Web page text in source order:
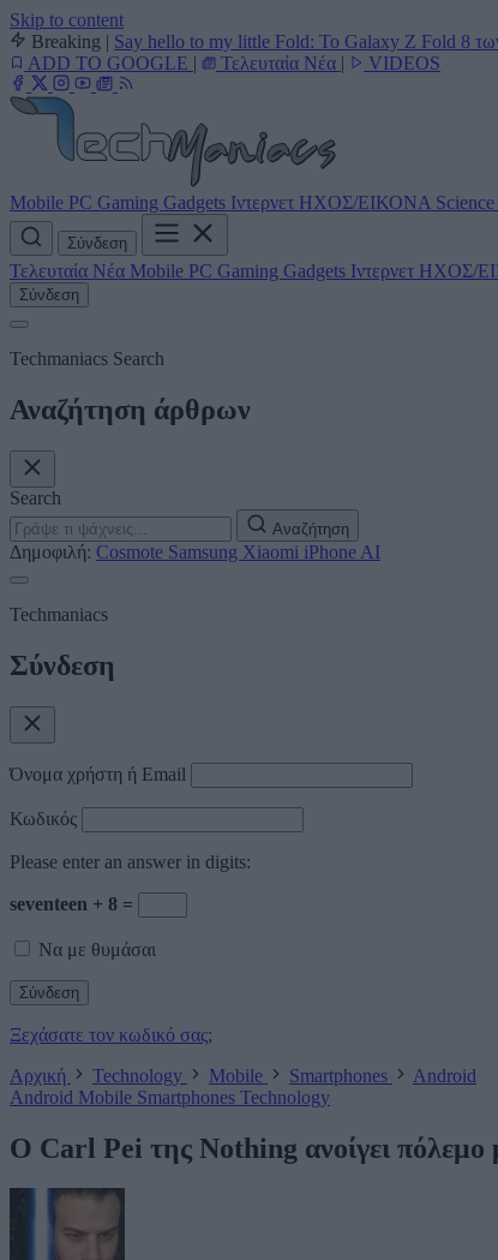
Skip to content
Breaking | Say hello to my little Fold: Το Galaxy Z Fold 8
ADD TO GOOGLE | Τελευταία Νέα | VIDEOS
Mobile PC Gaming Gadgets Ιντερνετ ΗΧΟΣ/ΕΙΚΟΝΑ Science
Σύνδεση
Τελευταία Νέα Mobile PC Gaming Gadgets Ιντερνετ ΗΧΟΣ/
Σύνδεση
Techmaniacs Search
Αναζήτηση άρθρων
Search
Αναζήτηση
Δημοφιλή: Cosmote Samsung Xiaomi iPhone AI
Techmaniacs
Σύνδεση
Όνομα χρήστη ή Email
Κωδικός
Please enter an answer in digits:
seventeen + 8 =
Να με θυμάσαι
Ξεχάσατε τον κωδικό σας;
Αρχική
Technology Mobile Smartphones
Android
Android Mobile Smartphones Technology
Ο Carl Pei της Nothing ανοίγει